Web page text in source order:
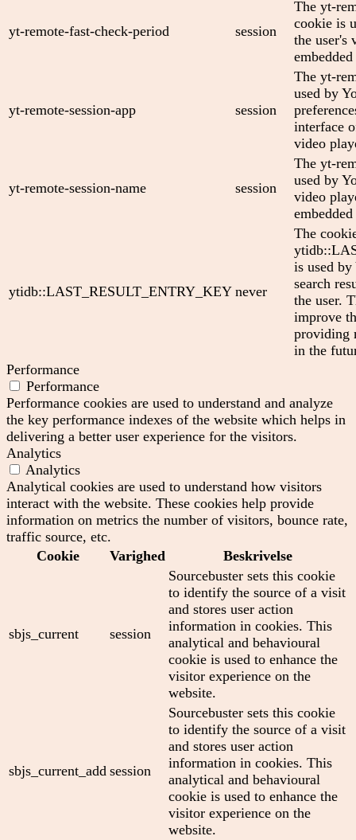
yt-remote-fast-check-period session
The yt-
cookie is
the user's
yt-remote-session-app session
The yt-
used by
interface
video
yt-remote-session-name session
The yt-
used by
video
ytidb::LAST_RESULT_ENTRY_KEY never
The
is used by
search
the user.
improve
providing
in the
Performance
Performance
Performance cookies are used to understand and analyze
the key performance indexes of the website which helps in
delivering a better user experience for the visitors.
Analytics
Analytics
Analytical cookies are used to understand how visitors
interact with the website. These cookies help provide
information on metrics the number of visitors, bounce rate,
traffic source, etc.
Cookie
Varighed Beskrivelse
sbjs_current session
Sourcebuster sets this cookie
to identify the source of a visit
and stores user action
information in cookies. This
analytical and behavioural
cookie is used to enhance the
visitor experience on the
website.
sbjs_current_add session
Sourcebuster sets this cookie
to identify the source of a visit
and stores user action
information in cookies. This
analytical and behavioural
cookie is used to enhance the
visitor experience on the
website.